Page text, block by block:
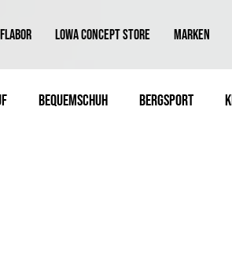
LOWA CONCEPT STORE MARKEN
Bequemschuh Bergsport